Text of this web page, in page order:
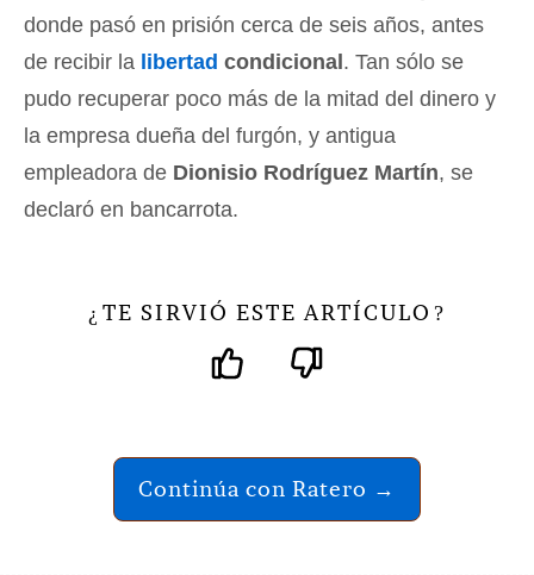
donde pasó en prisión cerca de seis años, antes
de recibir la libertad condicional . Tan sólo se
pudo recuperar poco más de la mitad del dinero y
la empresa dueña del furgón, y antigua
empleadora de Dionisio Rodríguez Martín, se
declaró en bancarrota.
¿ TE SIRVIÓ ESTE ARTÍCULO ?
Continúa con Ratero →